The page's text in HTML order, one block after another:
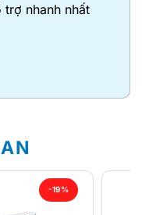
nhanh nhất
-19%